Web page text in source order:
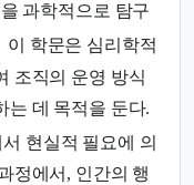
과학적으로 탐구
이 학문은 심리학적
조직의 운영 방식
는 데 목적을 둔다.
현실적 필요에 의
정에서, 인간의 행